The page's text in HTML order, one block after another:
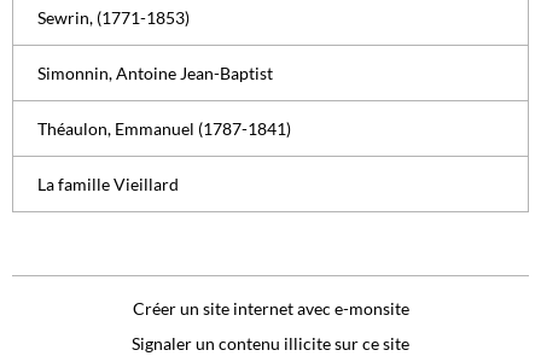
Sewrin, (1771-1853)
Simonnin, Antoine Jean-Baptist
Théaulon, Emmanuel (1787-1841)
La famille Vieillard
Créer un site internet avec e-monsite
Signaler un contenu illicite sur ce site